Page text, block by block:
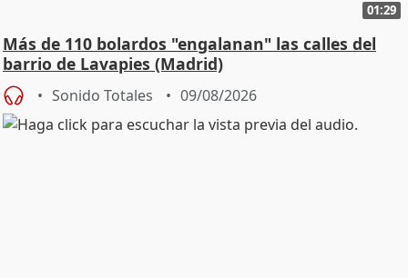
01:29
Más de 110 bolardos "engalanan" las calles del
barrio de Lavapies (Madrid)
Sonido Totales 09/08/2026